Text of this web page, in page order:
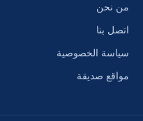
من نحن
اتصل بنا
سياسة الخصوصية
مواقع صديقة